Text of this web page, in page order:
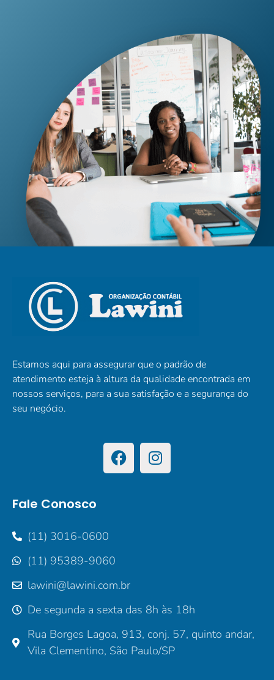
Estamos aqui para assegurar que o padrão de
atendimento esteja à altura da qualidade encontrada em
nossos serviços, para a sua satisfação e a segurança do
seu negócio.
Fale Conosco
(11) 3016-0600
(11) 95389-9060
lawini@lawini.com.br
De segunda a sexta das 8h às 18h
Rua Borges Lagoa, 913, conj. 57, quinto andar,
Vila Clementino, São Paulo/SP